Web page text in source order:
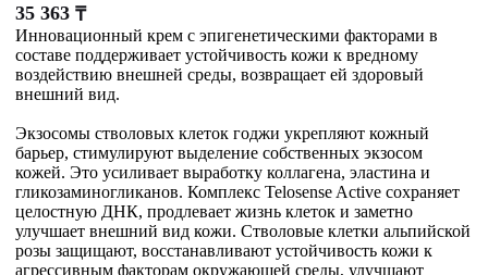
35 363 ₸
Инновационный крем с эпигенетическими факторами в
составе поддерживает устойчивость кожи к вредному
воздействию внешней среды, возвращает ей здоровый
внешний вид.
Экзосомы стволовых клеток годжи укрепляют кожный
барьер, стимулируют выделение собственных экзосом
кожей. Это усиливает выработку коллагена, эластина и
гликозаминогликанов. Комплекс Telosense Active сохраняет
целостную ДНК, продлевает жизнь клеток и заметно
улучшает внешний вид кожи. Стволовые клетки альпийской
розы защищают, восстанавливают устойчивость кожи к
агрессивным факторам окружающей среды, улучшают